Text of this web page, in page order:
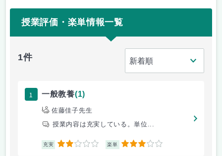
授業評価・楽単情報一覧
1件
1 一般教養(1)
佐藤佳子先生
授業内容は充実している。単位...
充実 2 楽単 3